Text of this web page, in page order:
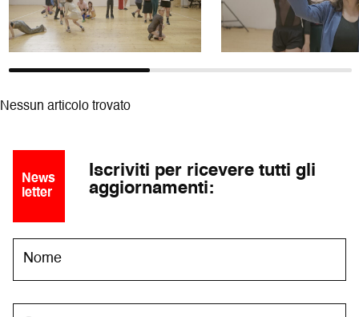
Nessun articolo trovato
News
letter
Iscriviti per ricevere tutti gli
aggiornamenti: